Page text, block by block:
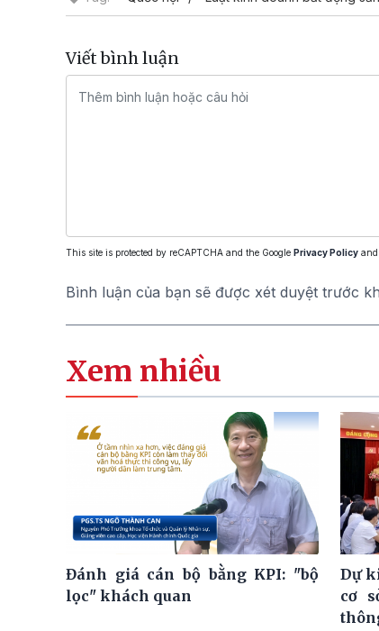
Viết bình luận
This site is protected by reCAPTCHA and the Google Privacy Policy and
Bình luận của bạn sẽ được xét duyệt trước
Xem nhiều
Đánh giá cán bộ bằng KPI: "bộ
lọc" khách quan
Dự
cơ